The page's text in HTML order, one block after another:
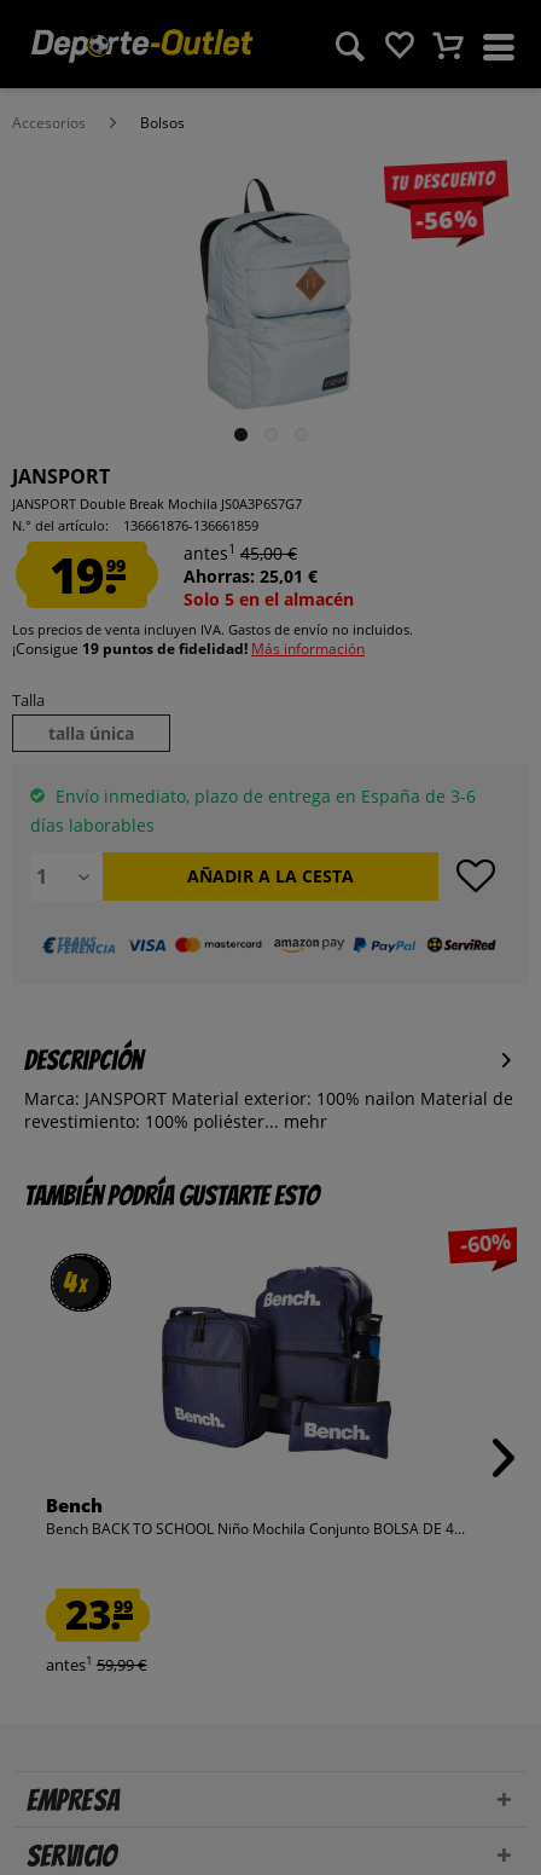
Accesorios Bolsos
Tu descuento
-56%
JANSPORT
JANSPORT Double Break Mochila JS0A3P6S7G7
N.° del artículo:
136661876-136661859
19.99
antes1 45,00 €
Ahorras: 25,01 €
Solo 5 en el almacén
Los precios de venta incluyen IVA. Gastos de envío no incluidos.
¡Consigue 19 puntos de fidelidad! Más información
Talla
talla única
Envío inmediato, plazo de entrega en España de 3-6
días laborables
AÑADIR A LA CESTA
Descripción
Marca: JANSPORT Material exterior: 100% nailon Material de
revestimiento: 100% poliéster... mehr
También podría gustarte esto
4x
4x
-60%
Bench
Bench BACK TO SCHOOL Niño Mochila Conjunto BOLSA DE 4...
23.99
antes1 59,99 €
Empresa
Servicio